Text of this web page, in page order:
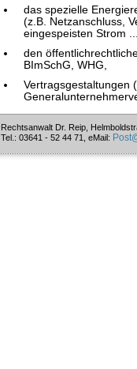
das spezielle
(z.B. Netzanschluss,
eingespeisten Strom
den
BImSchG, WHG,
Vertragsgestaltungen
Rechtsanwalt Dr. Reip,
Tel.: 03641 - 52 44 71, eMail: